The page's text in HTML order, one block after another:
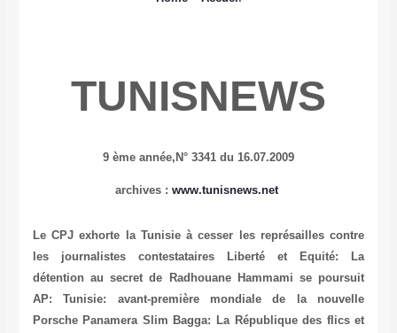
TUNISNEWS
9 ème année, N° 3341 du 16.07.2009
archives : www.tunisnews.net
Le CPJ exhorte la Tunisie à cesser les représailles contre
les journalistes contestataires
Liberté et Equité: La
détention au secret de Radhouane Hammami se poursuit
AP: Tunisie: avant-première mondiale de la nouvelle
Porsche Panamera Slim Bagga: La République des flics et